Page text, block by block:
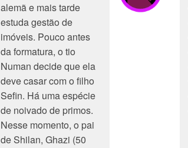
alemã e mais tarde
estuda gestão de
imóveis. Pouco antes
da formatura, o tio
Numan decide que ela
deve casar com o filho
Sefin. Há uma espécie
de noivado de primos.
Nesse momento, o pai
de Shilan, Ghazi (50